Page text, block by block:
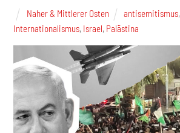
Naher & Mittlerer Osten antisemitismus,
Internationalismus, Israel, Palästina